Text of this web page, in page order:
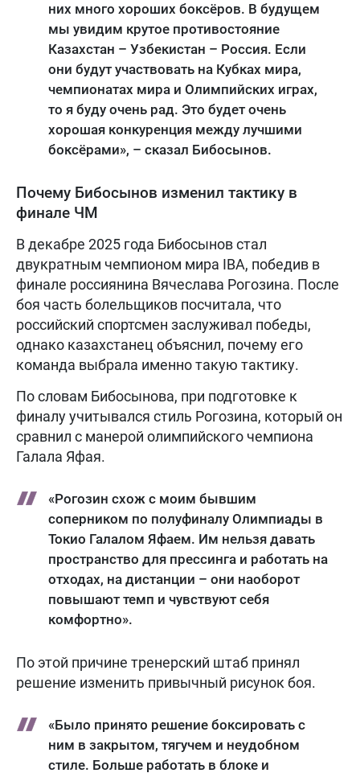
них много хороших боксёров. В будущем
мы увидим крутое противостояние
Казахстан – Узбекистан – Россия. Если
они будут участвовать на Кубках мира,
чемпионатах мира и Олимпийских играх,
то я буду очень рад. Это будет очень
хорошая конкуренция между лучшими
боксёрами», – сказал Бибосынов.
Почему Бибосынов изменил тактику в
финале ЧМ
В декабре 2025 года Бибосынов стал
двукратным чемпионом мира IBA, победив в
финале россиянина Вячеслава Рогозина. После
боя часть болельщиков посчитала, что
российский спортсмен заслуживал победы,
однако казахстанец объяснил, почему его
команда выбрала именно такую тактику.
По словам Бибосынова, при подготовке к
финалу учитывался стиль Рогозина, который он
сравнил с манерой олимпийского чемпиона
Галала Яфая.
«Рогозин схож с моим бывшим
соперником по полуфиналу Олимпиады в
Токио Галалом Яфаем. Им нельзя давать
пространство для прессинга и работать на
отходах, на дистанции – они наоборот
повышают темп и чувствуют себя
комфортно».
По этой причине тренерский штаб принял
решение изменить привычный рисунок боя.
«Было принято решение боксировать с
ним в закрытом, тягучем и неудобном
стиле. Больше работать в блоке и